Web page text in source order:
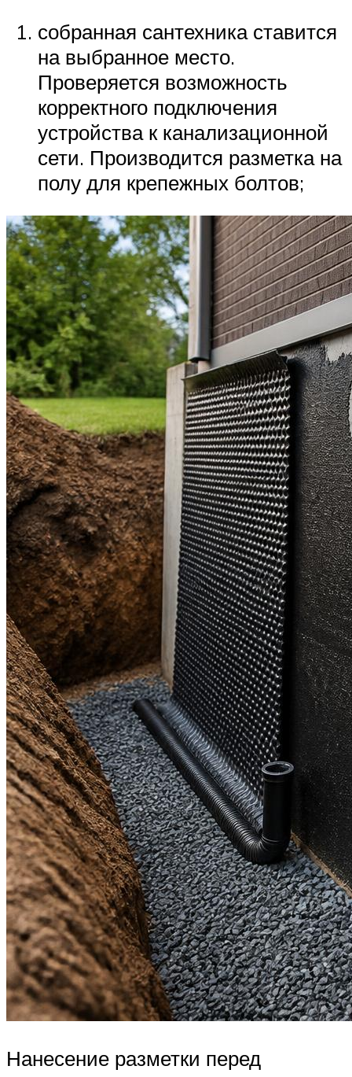
собранная сантехника ставится
на выбранное место.
Проверяется возможность
корректного подключения
устройства к канализационной
сети. Производится разметка на
полу для крепежных болтов;
Нанесение разметки перед